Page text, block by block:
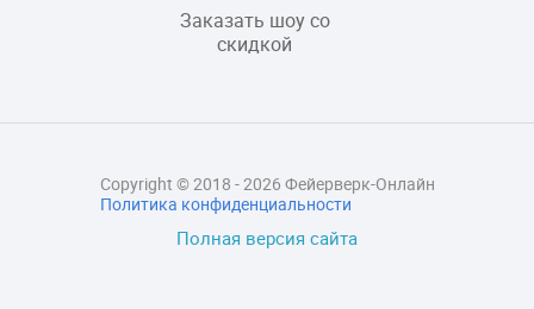
Заказать шоу со
скидкой
Полная версия сайта
Copyright © 2018 - 2026 Фейерверк-Онлайн
Политика конфиденциальности